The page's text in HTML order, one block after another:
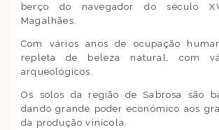
berço do navegador do século
Magalhães.
Com vários anos de ocupação
repleta de beleza natural, com
arqueológicos.
Os solos da região de Sabrosa são
dando grande poder económico aos
da produção vinícola.